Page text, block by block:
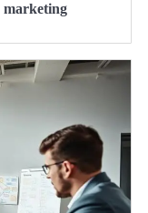
marketing